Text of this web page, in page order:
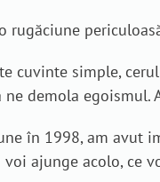
rugăciune
cuvinte simple,
demola
în 1998, am avut
ajunge acolo, ce